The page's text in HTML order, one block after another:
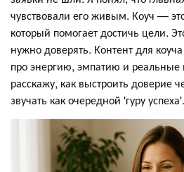
чувствовали его живым. Коуч —
который помогает достичь цели.
нужно доверять. Контент для
про энергию, эмпатию и реальные
расскажу, как выстроить доверие
звучать как очередной 'гуру успеха'.